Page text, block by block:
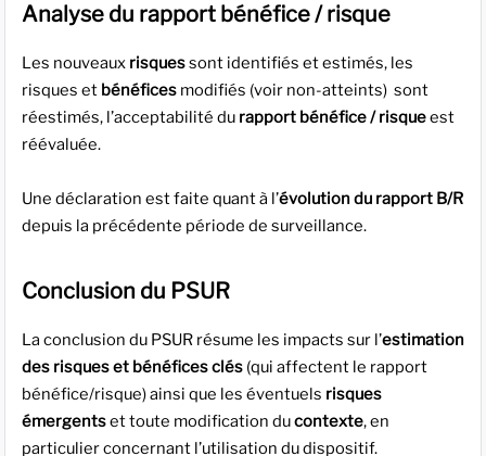
Analyse du rapport bénéfice / risque
Les nouveaux risquessont identifiés et estimés, les
risques et bénéficesmodifiés (voir non-atteints) sont
réestimés, l’acceptabilité du rapport bénéfice / risqueest
réévaluée.
Une déclaration est faite quant à l’évolution du rapport B/R
depuis la précédente période de surveillance.
Conclusion du PSUR
La conclusion du PSUR résume les impacts sur l’estimation
des risques et bénéfices clés(qui affectent le rapport
bénéfice/risque) ainsi que les éventuels risques
émergentset toute modification ducontexte, en
particulier concernant l’utilisation du dispositif.